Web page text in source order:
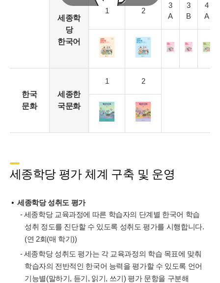
세종학
당
한국어
1 2
3
A
3
B
4
A
한국
문화
세종한
국문화
1 2
세종학당 평가 체계 구축 및 운영
세종학당 성취도 평가
- 세종학당 교육과정에 따른 학습자의 단계별 한국어 학습
성취 정도를 진단할 수 있도록 성취도 평가를 시행합니다.
(연 2회(매 학기))
- 세종학당 성취도 평가는 각 교육과정의 학습 목표에 맞춰
학습자의 전반적인 한국어 능력을 평가할 수 있도록 언어
기능별(말하기, 듣기, 읽기, 쓰기) 평가 문항을 구분해